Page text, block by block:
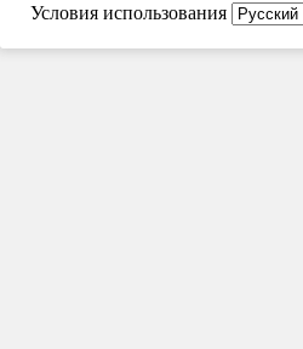
Условия использования